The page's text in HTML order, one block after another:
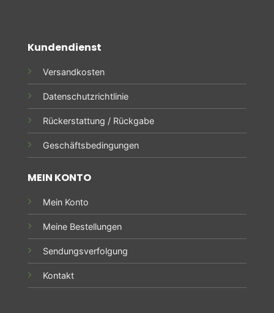
Kundendienst
Versandkosten
Datenschutzrichtlinie
Rückerstattung / Rückgabe
Geschäftsbedingungen
MEIN KONTO
Mein Konto
Meine Bestellungen
Sendungsverfolgung
Kontakt